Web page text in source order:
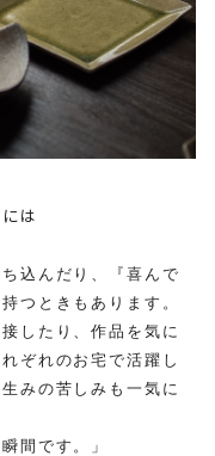
は
込んだり、『喜んで
つときもあります。
したり、作品を気に
ぞれのお宅で活躍し
生みの苦しみも一気に
間です。」